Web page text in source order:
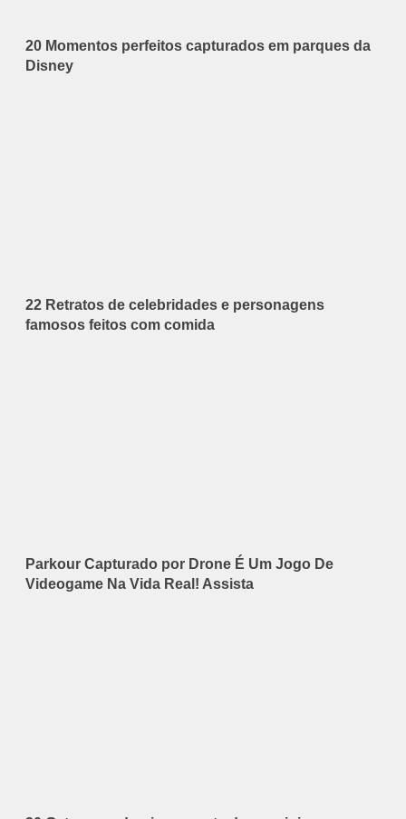
20 Momentos perfeitos capturados em parques da
Disney
22 Retratos de celebridades e personagens
famosos feitos com comida
Parkour Capturado por Drone É Um Jogo De
Videogame Na Vida Real! Assista